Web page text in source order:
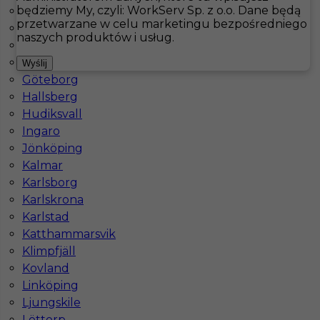
Hotistin Oferty pracyKucharz
Pokaż filtr
Bastad
Båtskärsnäs
Falkenberg
Fårö
Göteborg
Hallsberg
Hudiksvall
Ingaro
Jönköping
Kalmar
Karlsborg
Karlskrona
Karlstad
Katthammarsvik
Klimpfjäll
Kovland
Linköping
Ljungskile
Kucharz - praca w Szwecji
Kategoria Kuchnia
Lokalizacja
Wymagane języki
będziemy My, czyli: WorkServ Sp. z o.o. Dane będą
przetwarzane w celu marketingu bezpośredniego
naszych produktów i usług.
Wyślij